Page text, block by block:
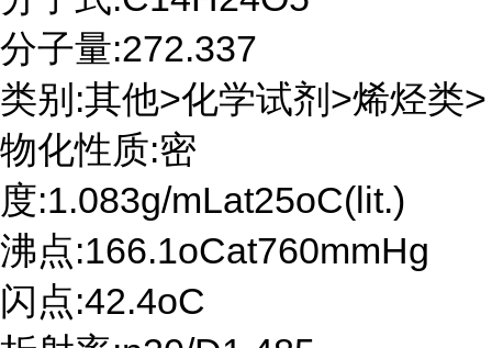
分子量:272.337
类别:其他>化学试剂>烯烃类>
物化性质:密
度:1.083g/mLat25oC(lit.)
沸点:166.1oCat760mmHg
闪点:42.4oC